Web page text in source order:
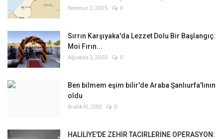
Temmuz 3, 2025 0
Sırrın Karşıyaka'da Lezzet Dolu Bir Başlangıç:
Moi Fırın...
Ağustos 3, 2026 0
Ben bilmem eşim bilir'de Araba Şanlıurfa'lının
oldu
Aralık 15, 2012 0
HALİLİYE'DE ZEHİR TACİRLERİNE OPERASYON: